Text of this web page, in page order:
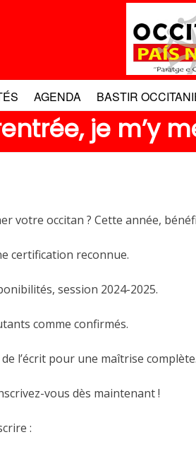
AGENDA BASTIR
je m’y
votre occitan ? Cette année,
certification reconnue.
session 2024-2025.
comme confirmés.
l’écrit pour une maîtrise complète.
vous dès maintenant !
: